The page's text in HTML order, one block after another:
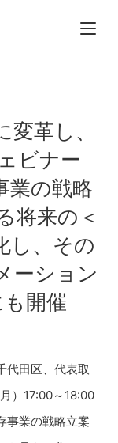
革し、
ビナー
業の戦略
将来の＜
し、その
ーション
開催
代田区、代表取
）17:00～18:00
事業の戦略立案